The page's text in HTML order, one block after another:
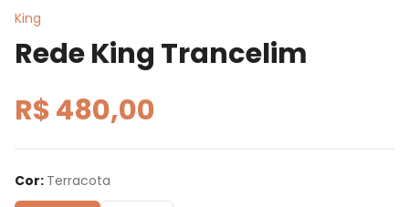
King
Rede King Trancelim
R$ 480,00
Cor: Terracota